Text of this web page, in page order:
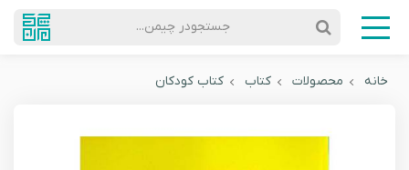
جستجودر چیمن...
خانه محصولات کتاب کتاب کودکان